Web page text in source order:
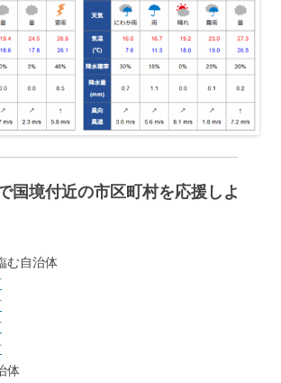
国境付近の市区町村を応援しよ
む自治体
体